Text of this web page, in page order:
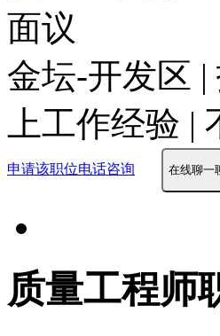
面议
金坛-开发区 |
上工作经验 |
申请该职位电话咨询 在线聊一
质量工程师